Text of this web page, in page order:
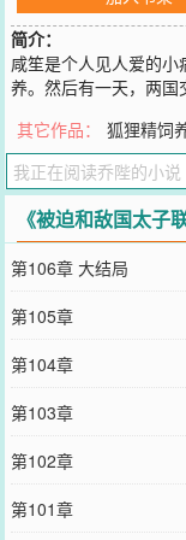
简介：
咸笙是个人见人爱的
养。然后有一天，两
马落在他精致绝色的
虎视眈眈，只要美人
取豪夺的是皇子！为
子不好尽量拖延被发
您要是觉得《被迫和敌
您QQ群和微博微信里
其它作品： 狐狸精饲
《被迫和敌国太子
第106章 大结局
第105章
第104章
第103章
第102章
第101章